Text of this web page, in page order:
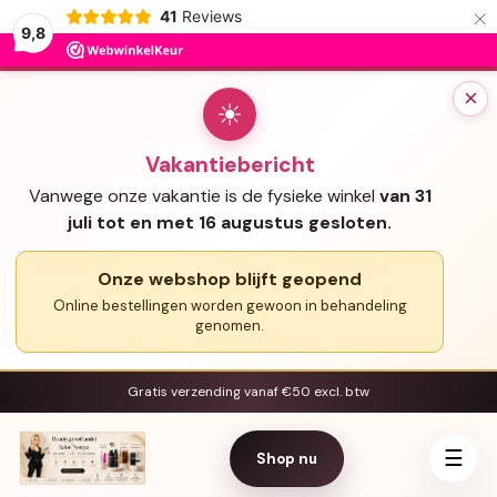
9,8
41 Reviews ×
×
☀
Vakantiebericht
Vanwege onze vakantie is de fysieke winkel van 31
juli tot en met 16 augustus gesloten.
Onze webshop blijft geopend
Online bestellingen worden gewoon in behandeling
genomen.
Gratis verzending vanaf €50 excl. btw
Shop nu ☰